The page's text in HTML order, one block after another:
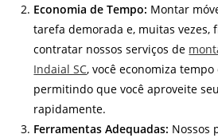
Economia de Tempo: Montar
tarefa demorada e, muitas vezes,
contratar nossos serviços de
Indaial SC, você economiza
permitindo que você aproveite
rapidamente.
Ferramentas Adequadas: Nossos